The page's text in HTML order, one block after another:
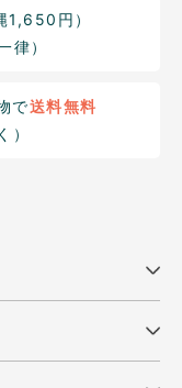
1,650円）
律）
で送料無料
）